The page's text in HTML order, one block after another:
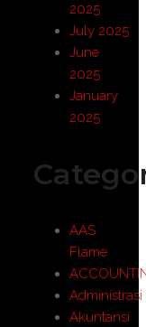
2025
July 2025
June
2025
January
2025
AAS
Flame
Administrasi
Akuntansi